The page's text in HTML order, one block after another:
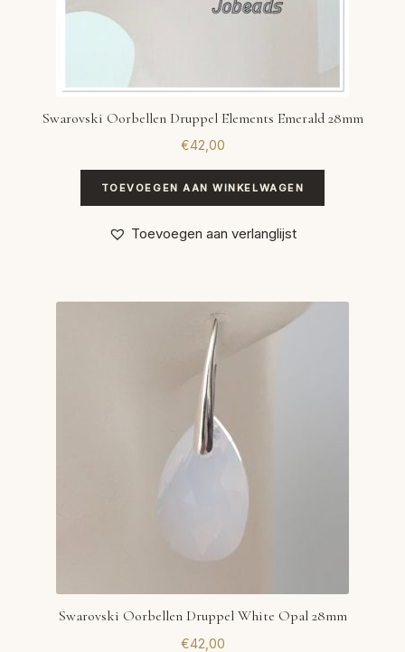
Swarovski Oorbellen Druppel Elements Emerald 28mm
€42,00
TOEVOEGEN AAN WINKELWAGEN
Toevoegen aan verlanglijst
Swarovski Oorbellen Druppel White Opal 28mm
€42,00